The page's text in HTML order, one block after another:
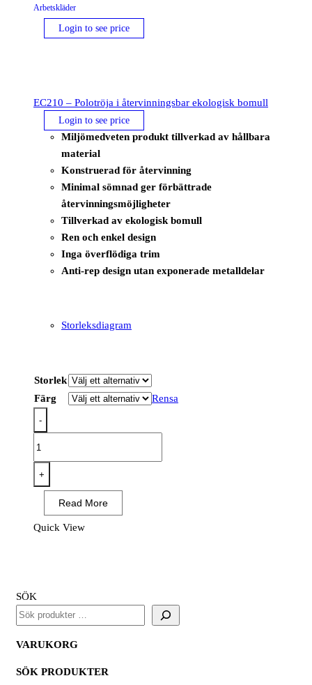
Arbetskläder
Login to see price
EC210 – Polotröja i återvinningsbar ekologisk bomull
Login to see price
Miljömedveten produkt tillverkad av hållbara
material
Konstruerad för återvinning
Minimal sömnad ger förbättrade
återvinningsmöjligheter
Tillverkad av ekologisk bomull
Ren och enkel design
Inga överflödiga trim
Anti-rep design utan exponerade metalldelar
Storleksdiagram
Storlek
Färg
Rensa
-
Polotröja
i
återvinningsbar
ekologisk
+
Read More
Quick View
SÖK
VARUKORG
SÖK PRODUKTER